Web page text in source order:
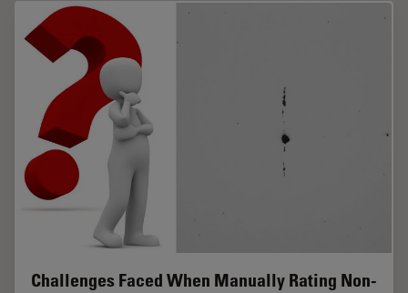
Challenges Faced When Manually Rating Non-